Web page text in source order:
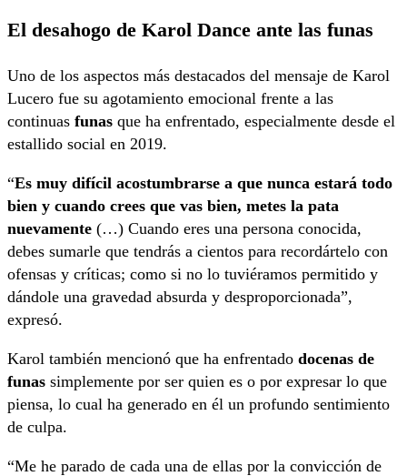
El desahogo de Karol Dance ante las funas
Uno de los aspectos más destacados del mensaje de Karol
Lucero fue su agotamiento emocional frente a las
continuas funas que ha enfrentado, especialmente desde el
estallido social en 2019.
“Es muy difícil acostumbrarse a que nunca estará todo
bien y cuando crees que vas bien, metes la pata
nuevamente (…) Cuando eres una persona conocida,
debes sumarle que tendrás a cientos para recordártelo con
ofensas y críticas; como si no lo tuviéramos permitido y
dándole una gravedad absurda y desproporcionada”,
expresó.
Karol también mencionó que ha enfrentado docenas de
funas simplemente por ser quien es o por expresar lo que
piensa, lo cual ha generado en él un profundo sentimiento
de culpa.
“Me he parado de cada una de ellas por la convicción de